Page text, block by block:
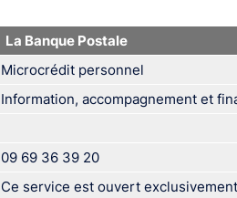
La Banque Postale
Microcrédit personnel
Information, accompagnement et
09 69 36 39 20
Ce service est ouvert